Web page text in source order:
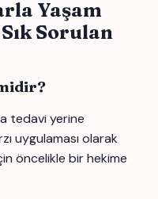
Yaşam
Sorulan
tedavi yerine
uygulaması olarak
öncelikle bir hekime